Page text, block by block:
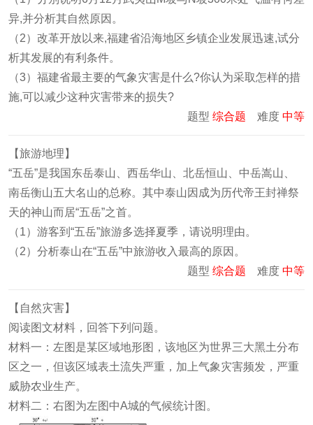
异,并分析其自然原因。
（2）改革开放以来,福建省沿海地区乡镇企业发展迅速,试分
析其发展的有利条件。
（3）福建省最主要的气象灾害是什么?你认为采取怎样的措
施,可以减少这种灾害带来的损失?
题型 综合题 难度 中等
【旅游地理】
“五岳”是我国东岳泰山、西岳华山、北岳恒山、中岳嵩山、
南岳衡山五大名山的总称。其中泰山因成为历代帝王封禅祭
天的神山而居“五岳”之首。
（1）游客到“五岳”旅游多选择夏季，请说明理由。
（2）分析泰山在“五岳”中旅游收入最高的原因。
题型 综合题 难度 中等
【自然灾害】
阅读图文材料，回答下列问题。
材料一：左图是某区域地形图，该地区为世界三大黑土分布
区之一，但该区域表土流失严重，加上气象灾害频发，严重
威胁农业生产。
材料二：右图为左图中A城的气候统计图。